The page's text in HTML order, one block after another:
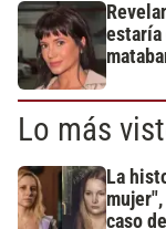
estaría
Lo más
La
caso